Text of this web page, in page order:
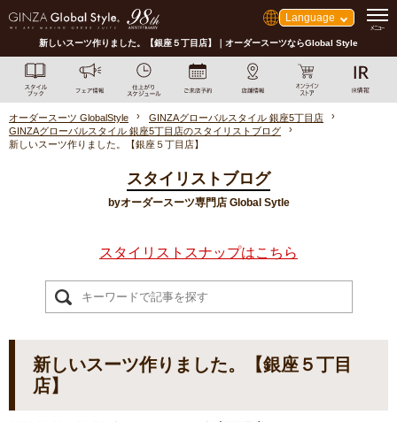
Language
新しいスーツ作りました。【銀座５丁目店】｜オーダースーツならGlobal Style
オーダースーツ GlobalStyle
GINZAグローバルスタイル 銀座5丁目店
GINZAグローバルスタイル 銀座5丁目店のスタイリストブログ
新しいスーツ作りました。【銀座５丁目店】
スタイリストブログ
byオーダースーツ専門店 Global Sytle
スタイリストスナップはこちら
新しいスーツ作りました。【銀座５丁目
店】